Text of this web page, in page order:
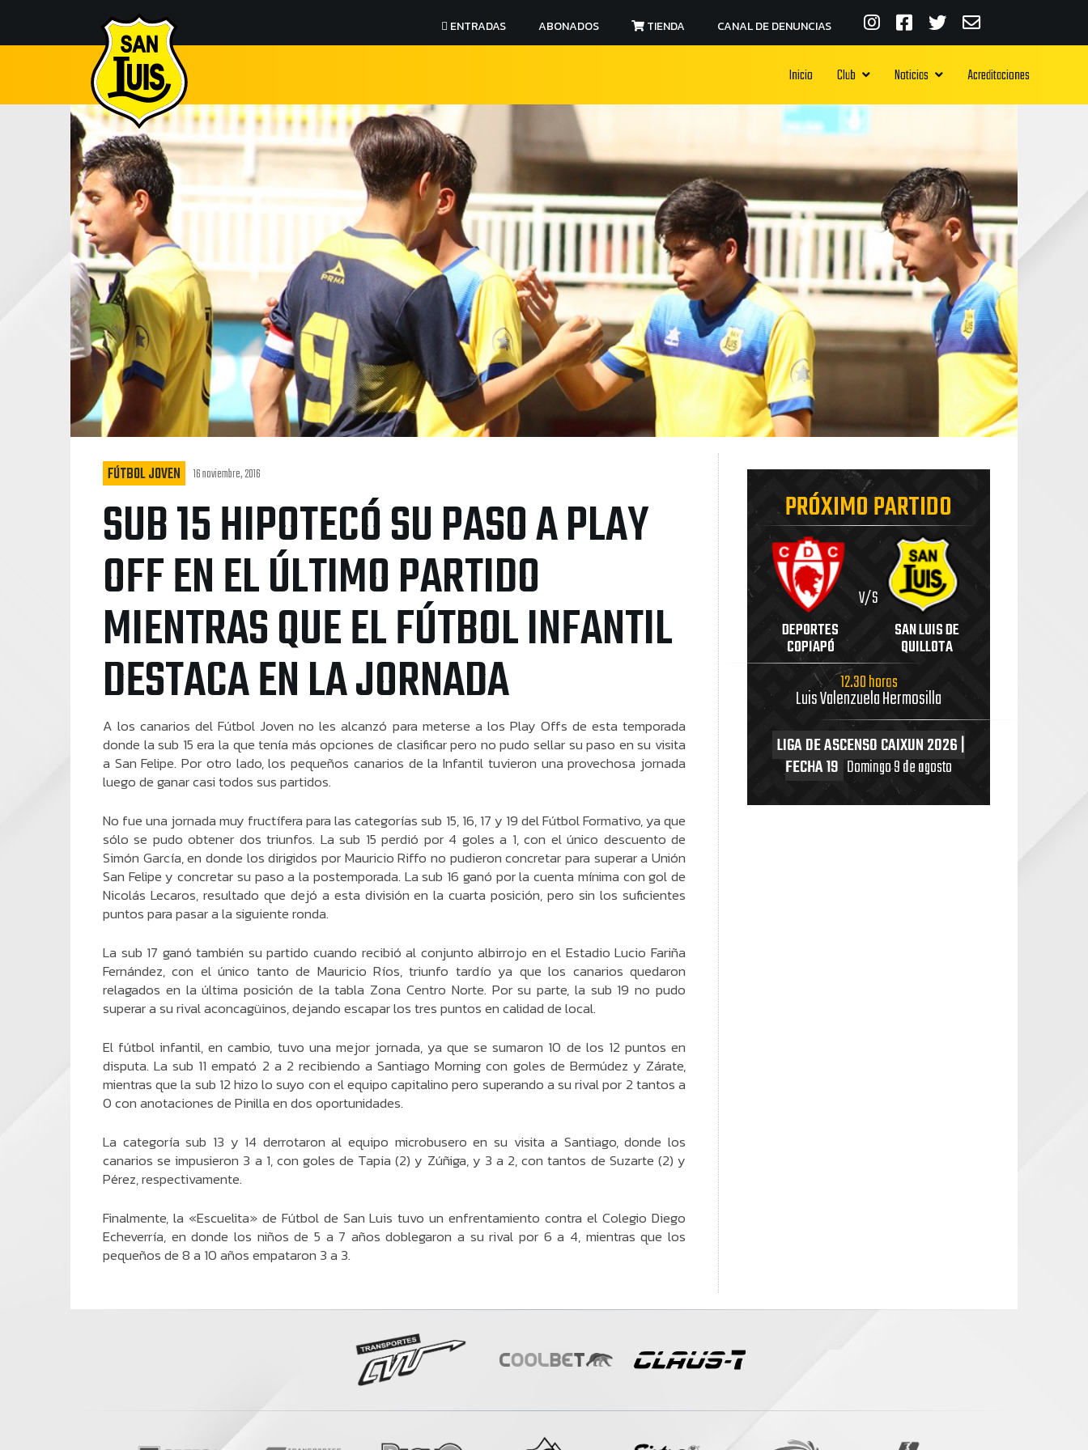
ENTRADAS ABONADOS TIENDA CANAL DE DENUNCIAS
Inicio Club Noticias Acreditaciones
FÚTBOL JOVEN 16 noviembre, 2016
SUB 15 HIPOTECÓ SU PASO A PLAY
OFF EN EL ÚLTIMO PARTIDO
MIENTRAS QUE EL FÚTBOL INFANTIL
DESTACA EN LA JORNADA
A los canarios del Fútbol Joven no les alcanzó para meterse a los Play Offs de esta temporada
donde la sub 15 era la que tenía más opciones de clasificar pero no pudo sellar su paso en su visita
a San Felipe. Por otro lado, los pequeños canarios de la Infantil tuvieron una provechosa jornada
luego de ganar casi todos sus partidos.
No fue una jornada muy fructífera para las categorías sub 15, 16, 17 y 19 del Fútbol Formativo, ya que
sólo se pudo obtener dos triunfos. La sub 15 perdió por 4 goles a 1, con el único descuento de
Simón García, en donde los dirigidos por Mauricio Riffo no pudieron concretar para superar a Unión
San Felipe y concretar su paso a la postemporada. La sub 16 ganó por la cuenta mínima con gol de
Nicolás Lecaros, resultado que dejó a esta división en la cuarta posición, pero sin los suficientes
puntos para pasar a la siguiente ronda.
La sub 17 ganó también su partido cuando recibió al conjunto albirrojo en el Estadio Lucio Fariña
Fernández, con el único tanto de Mauricio Ríos, triunfo tardío ya que los canarios quedaron
relagados en la última posición de la tabla Zona Centro Norte. Por su parte, la sub 19 no pudo
superar a su rival aconcagüinos, dejando escapar los tres puntos en calidad de local.
El fútbol infantil, en cambio, tuvo una mejor jornada, ya que se sumaron 10 de los 12 puntos en
disputa. La sub 11 empató 2 a 2 recibiendo a Santiago Morning con goles de Bermúdez y Zárate,
mientras que la sub 12 hizo lo suyo con el equipo capitalino pero superando a su rival por 2 tantos a
0 con anotaciones de Pinilla en dos oportunidades.
La categoría sub 13 y 14 derrotaron al equipo microbusero en su visita a Santiago, donde los
canarios se impusieron 3 a 1, con goles de Tapia (2) y Zúñiga, y 3 a 2, con tantos de Suzarte (2) y
Pérez, respectivamente.
Finalmente, la «Escuelita» de Fútbol de San Luis tuvo un enfrentamiento contra el Colegio Diego
Echeverría, en donde los niños de 5 a 7 años doblegaron a su rival por 6 a 4, mientras que los
pequeños de 8 a 10 años empataron 3 a 3.
PRÓXIMO PARTIDO
DEPORTES
COPIAPÓ
V/S
SAN LUIS DE
QUILLOTA
12.30 horas
Luis Valenzuela Hermosilla
LIGA DE ASCENSO CAIXUN 2026 |
FECHA 19 Domingo 9 de agosto